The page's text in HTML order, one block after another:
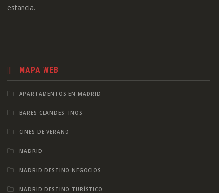
estancia.
MAPA WEB
APARTAMENTOS EN MADRID
BARES CLANDESTINOS
CINES DE VERANO
MADRID
MADRID DESTINO NEGOCIOS
MADRID DESTINO TURÍSTICO